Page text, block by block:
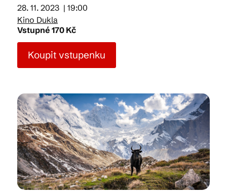
Články
Suvenýry
Praktické info
Kam vyrazit
CS EN DE
28. 11. 2023 | 19:00
Kino Dukla
Vstupné 170 Kč
Koupit vstupenku